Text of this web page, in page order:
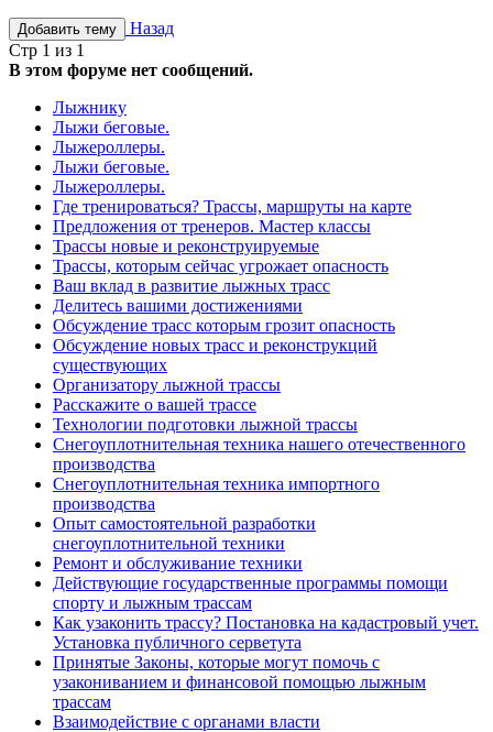
Добавить тему
Назад
Стр 1 из 1
В этом форуме нет сообщений.
Лыжнику
Лыжи беговые.
Лыжероллеры.
Лыжи беговые.
Лыжероллеры.
Где тренироваться? Трассы, маршруты на карте
Предложения от тренеров. Мастер классы
Трассы новые и реконструируемые
Трассы, которым сейчас угрожает опасность
Ваш вклад в развитие лыжных трасс
Делитесь вашими достижениями
Обсуждение трасс которым грозит опасность
Обсуждение новых трасс и реконструкций
существующих
Организатору лыжной трассы
Расскажите о вашей трассе
Технологии подготовки лыжной трассы
Снегоуплотнительная техника нашего отечественного
производства
Снегоуплотнительная техника импортного
производства
Опыт самостоятельной разработки
снегоуплотнительной техники
Ремонт и обслуживание техники
Действующие государственные программы помощи
спорту и лыжным трассам
Как узаконить трассу? Постановка на кадастровый учет.
Установка публичного серветута
Принятые Законы, которые могут помочь с
узакониванием и финансовой помощью лыжным
трассам
Взаимодействие с органами власти